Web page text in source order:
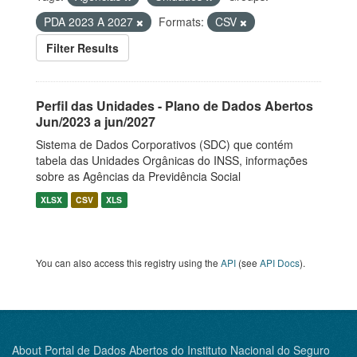
PDA 2023 A 2027
Formats:
CSV
Filter Results
Perfil das Unidades - Plano de Dados Abertos
Jun/2023 a jun/2027
Sistema de Dados Corporativos (SDC) que contém
tabela das Unidades Orgânicas do INSS, informações
sobre as Agências da Previdência Social
XLSX CSV XLS
You can also access this registry using the API (see API Docs).
About Portal de Dados Abertos do Instituto Nacional do Seguro